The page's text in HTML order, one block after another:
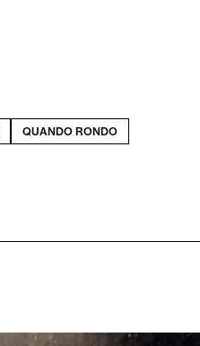
QUANDO RONDO